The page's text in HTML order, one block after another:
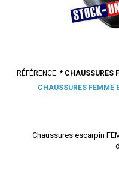
RÉFÉRENCE: * CHAUSSURES
CHAUSSURES FEMME
Chaussures escarpin